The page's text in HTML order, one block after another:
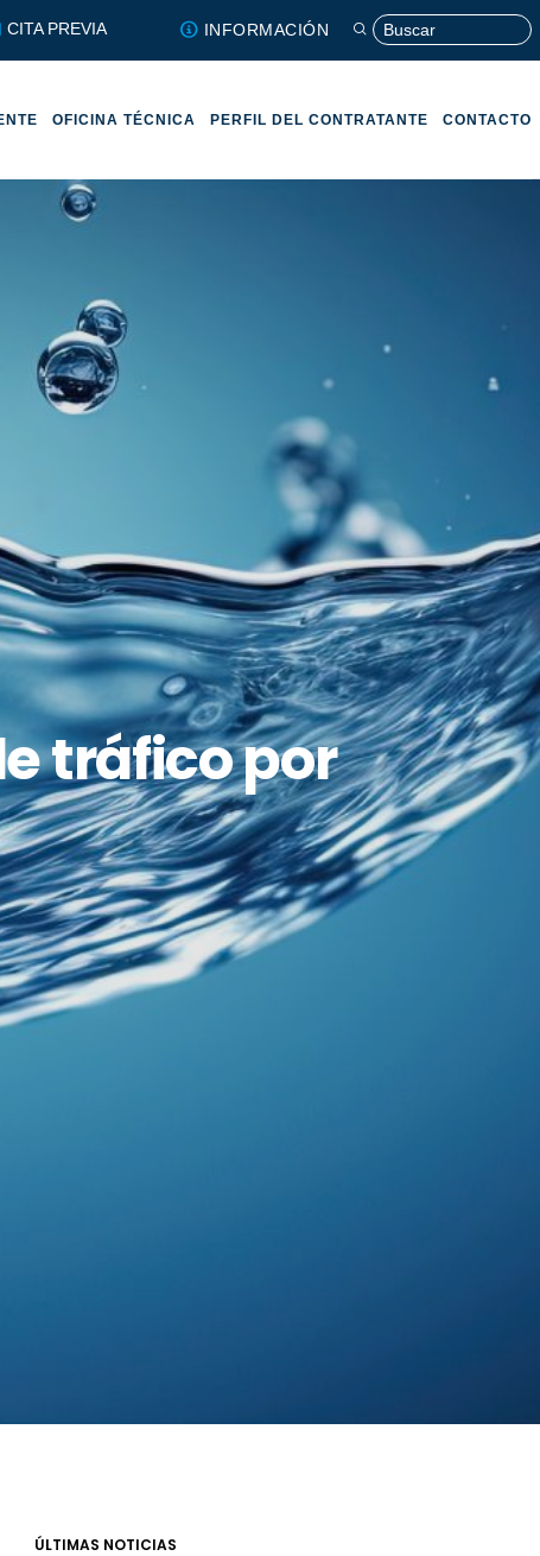
CITA PREVIA INFORMACIÓN
OFICINA TÉCNICA PERFIL DEL CONTRATANTE CONTACTO
tráfico por
ÚLTIMAS NOTICIAS